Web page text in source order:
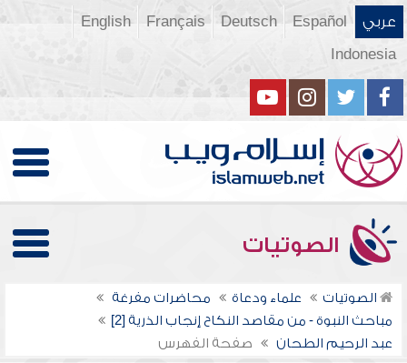
عربي Español
Deutsch
Français
English
Indonesia
الصوتيات
الصوتيات علماء ودعاة
محاضرات مفرغة
مباحث النبوة - من مقاصد النكاح إنجاب الذرية [2]
عبد الرحيم الطحان
صفحة الفهرس